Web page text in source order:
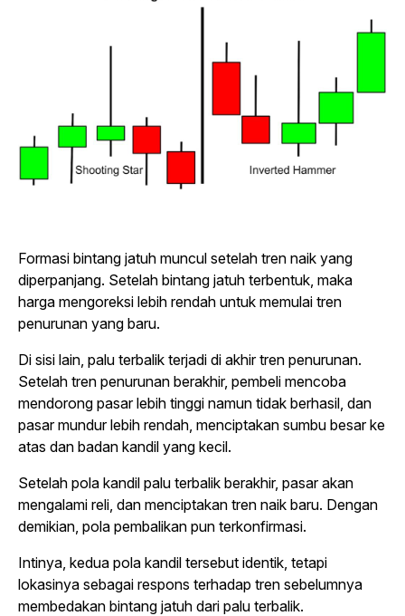
Formasi bintang jatuh muncul setelah tren naik yang
diperpanjang. Setelah bintang jatuh terbentuk, maka
harga mengoreksi lebih rendah untuk memulai tren
penurunan yang baru.
Di sisi lain, palu terbalik terjadi di akhir tren penurunan.
Setelah tren penurunan berakhir, pembeli mencoba
mendorong pasar lebih tinggi namun tidak berhasil, dan
pasar mundur lebih rendah, menciptakan sumbu besar ke
atas dan badan kandil yang kecil.
Setelah pola kandil palu terbalik berakhir, pasar akan
mengalami reli, dan menciptakan tren naik baru. Dengan
demikian, pola pembalikan pun terkonfirmasi.
Intinya, kedua pola kandil tersebut identik, tetapi
lokasinya sebagai respons terhadap tren sebelumnya
membedakan bintang jatuh dari palu terbalik.